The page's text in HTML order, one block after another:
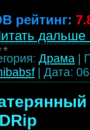
рейтинг:
дальше
Драма |
| Дата: